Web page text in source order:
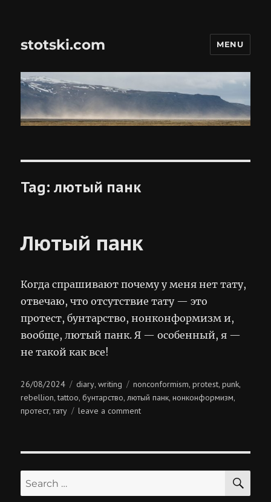
stotski.com MENU
Tag:лютый панк
Лютый панк
Когда спрашивают почему у меня нет тату,
отвечаю, что отсутствие тату — это
протест, бунтарство, нонконформизм и,
вообще, лютый панк. Я — особенный, я —
не такой как все!
Posted
on
26/08/2024 Categories
diary,writing Tags
nonconformism,protest,punk,
rebellion,tattoo,бунтарство, лютый панк,нонконформизм,
протест,тату leave a commenton
Search
for: